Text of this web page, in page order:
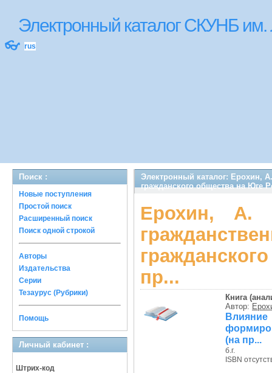
Электронный каталог СКУНБ
👓 rus
Поиск :
Новые поступления
Простой поиск
Расширенный поиск
Поиск одной строкой
Авторы
Издательства
Серии
Тезаурус (Рубрики)
Помощь
Личный кабинет :
Штрих-код
Электронный каталог: Ерохин,
гражданского общества на Юге
Ерохин, А.
пр...
Книга
Автор:
(на пр...
б.г.
ISBN